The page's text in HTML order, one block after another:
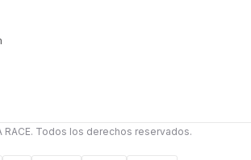
RACE. Todos los derechos reservados.